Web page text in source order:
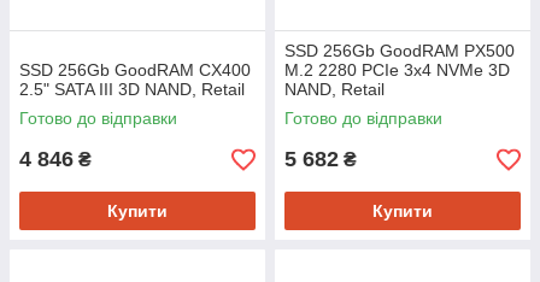
SSD 256Gb GoodRAM CX400
2.5" SATA III 3D NAND, Retail
Готово до відправки
4 846 ₴
Купити
SSD 256Gb GoodRAM PX500
M.2 2280 PCIe 3x4 NVMe 3D
NAND, Retail
Готово до відправки
5 682 ₴
Купити